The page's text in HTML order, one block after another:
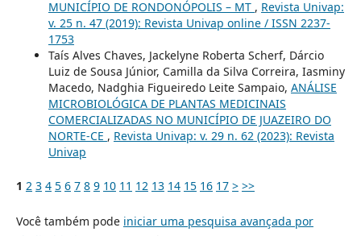
MUNICÍPIO DE RONDONÓPOLIS – MT , Revista Univap:
v. 25 n. 47 (2019): Revista Univap online / ISSN 2237-
1753
Taís Alves Chaves, Jackelyne Roberta Scherf, Dárcio
Luiz de Sousa Júnior, Camilla da Silva Correira, Iasminy
Macedo, Nadghia Figueiredo Leite Sampaio, ANÁLISE
MICROBIOLÓGICA DE PLANTAS MEDICINAIS
COMERCIALIZADAS NO MUNICÍPIO DE JUAZEIRO DO
NORTE-CE , Revista Univap: v. 29 n. 62 (2023): Revista
Univap
1 2 3 4 5 6 7 8 9 10 11 12 13 14 15 16 17 > >>
Você também pode iniciar uma pesquisa avançada por